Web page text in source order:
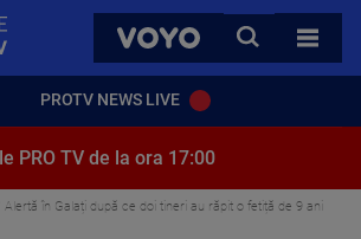
VOYO
CAUTA
TOATE
PROTV NEWS LIVE
PRO TV de la ora 17:00
Alertă în Galați după ce doi tineri au răpit o fetiță de 9 ani